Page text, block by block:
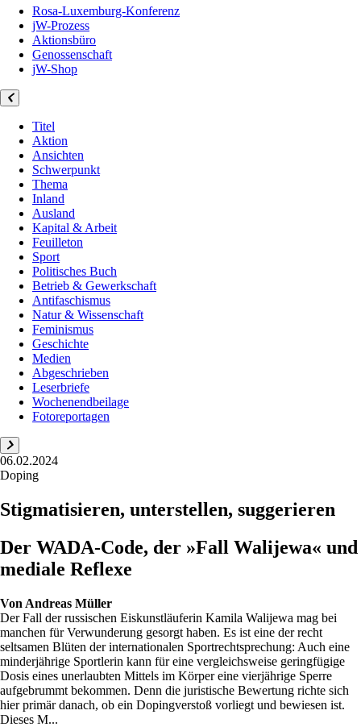
Rosa-Luxemburg-Konferenz
jW-Prozess
Aktionsbüro
Genossenschaft
jW-Shop
Titel
Aktion
Ansichten
Schwerpunkt
Thema
Inland
Ausland
Kapital & Arbeit
Feuilleton
Sport
Politisches Buch
Betrieb & Gewerkschaft
Antifaschismus
Natur & Wissenschaft
Feminismus
Geschichte
Medien
Abgeschrieben
Leserbriefe
Wochenendbeilage
Fotoreportagen
06.02.2024
Doping
Stigmatisieren, unterstellen, suggerieren
Der WADA-Code, der »Fall Walijewa« und
mediale Reflexe
Von Andreas Müller
Der Fall der russischen Eiskunstläuferin Kamila Walijewa mag bei
manchen für Verwunderung gesorgt haben. Es ist eine der recht
seltsamen Blüten der internationalen Sportrechtsprechung: Auch eine
minderjährige Sportlerin kann für eine vergleichsweise geringfügige
Dosis eines unerlaubten Mittels im Körper eine vierjährige Sperre
aufgebrummt bekommen. Denn die juristische Bewertung richte sich
hier primär danach, ob ein Dopingverstoß vorliegt und bewiesen ist.
Dieses M...